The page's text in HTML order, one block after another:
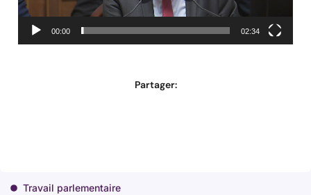
00:00 02:34
Partager:
Travail parlementaire